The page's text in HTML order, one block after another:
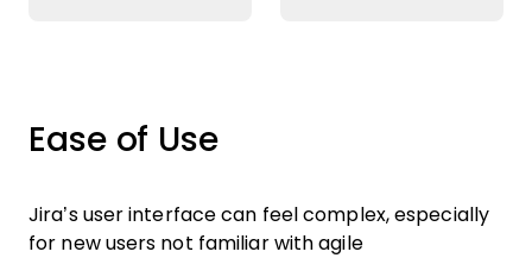
Ease of Use
Jira’s user interface can feel complex, especially
for new users not familiar with agile